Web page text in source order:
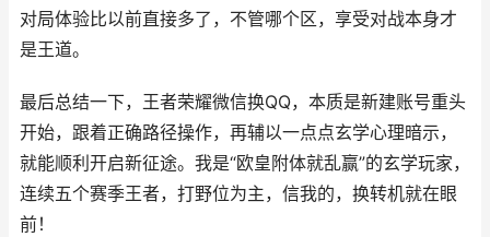
对局体验比以前直接多了，不管哪个区，享受对战本身才
是王道。
最后总结一下，王者荣耀微信换QQ，本质是新建账号重头
开始，跟着正确路径操作，再辅以一点点玄学心理暗示，
就能顺利开启新征途。我是“欧皇附体就乱赢”的玄学玩家，
连续五个赛季王者，打野位为主，信我的，换转机就在眼
前！